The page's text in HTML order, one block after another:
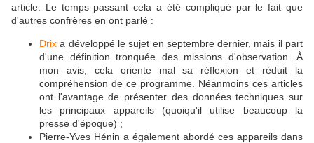
article. Le temps passant cela a été compliqué par le fait que
d'autres confrères en ont parlé :
Drix a développé le sujet en septembre dernier, mais il part
d'une définition tronquée des missions d'observation. À
mon avis, cela oriente mal sa réflexion et réduit la
compréhension de ce programme. Néanmoins ces articles
ont l'avantage de présenter des données techniques sur
les principaux appareils (quoiqu'il utilise beaucoup la
presse d'époque) ;
Pierre-Yves Hénin a également abordé ces appareils dans